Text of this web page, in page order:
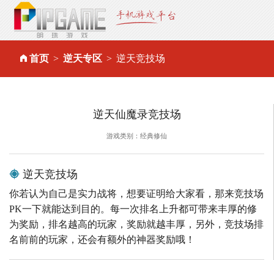
首页 逆天专区 逆天竞技场
逆天仙魔录竞技场
游戏类别：经典修仙
逆天竞技场
你若认为自己是实力战将，想要证明给大家看，那来竞技场
PK一下就能达到目的。每一次排名上升都可带来丰厚的修
为奖励，排名越高的玩家，奖励就越丰厚，另外，竞技场排
名前前的玩家，还会有额外的神器奖励哦！